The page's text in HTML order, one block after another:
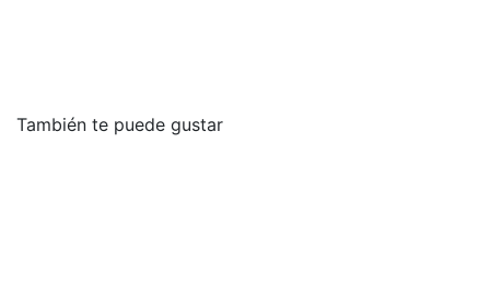
También te puede gustar